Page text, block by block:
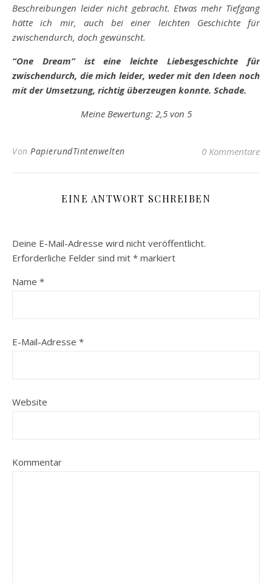
Beschreibungen leider nicht gebracht. Etwas mehr Tiefgang
hätte ich mir, auch bei einer leichten Geschichte für
zwischendurch, doch gewünscht.
“One Dream” ist eine leichte Liebesgeschichte für
zwischendurch, die mich leider, weder mit den Ideen noch
mit der Umsetzung, richtig überzeugen konnte. Schade.
Meine Bewertung: 2,5 von 5
Von PapierundTintenwelten 0 Kommentare
EINE ANTWORT SCHREIBEN
Deine E-Mail-Adresse wird nicht veröffentlicht.
Erforderliche Felder sind mit * markiert
Name *
E-Mail-Adresse *
Website
Kommentar